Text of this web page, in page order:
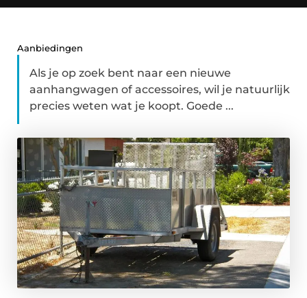
Aanbiedingen
Als je op zoek bent naar een nieuwe
aanhangwagen of accessoires, wil je natuurlijk
precies weten wat je koopt. Goede ...